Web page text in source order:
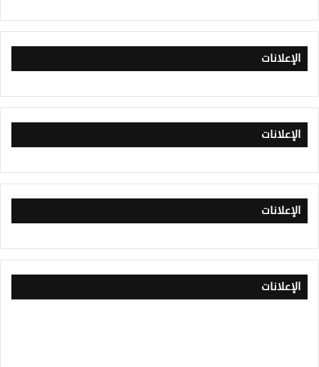
الإعلانات
الإعلانات
الإعلانات
الإعلانات